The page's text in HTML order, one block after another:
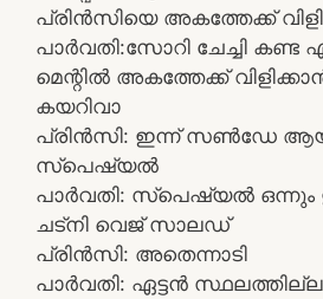
പ്രിൻസിയെ അകത്തേക്ക്
പാർവതി:സോറി ചേച്ചി
മെന്റിൽ അകത്തേക്ക്
കയറിവാ
പ്രിൻസി: ഇന്ന് സൺഡേ
സ്പെഷ്യൽ
പാർവതി: സ്പെഷ്യൽ
ചട്നി വെജ് സാലഡ്
പ്രിൻസി: അതെന്നാടി
പാർവതി: ഏട്ടൻ സ്ഥലത്തില്ല